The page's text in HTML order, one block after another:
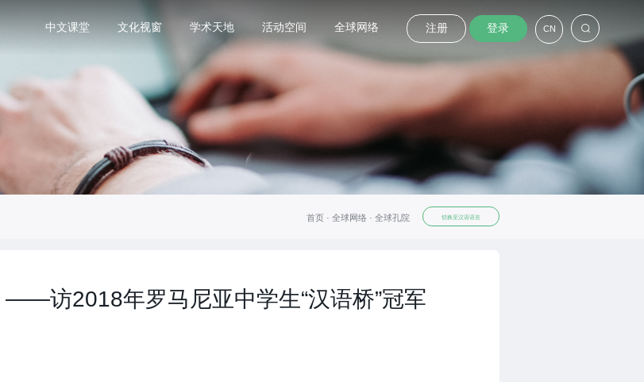
中文课堂 文化视窗 学术天地 活动空间 全球网络 注册 登录 CN
首页 · 全球网络 · 全球孔院 切换至汉语语言
访2018年罗马尼亚中学生“汉语桥”冠军